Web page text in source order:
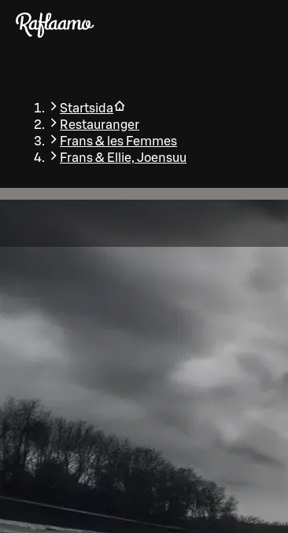
Gå till huvudinnehållet
Startsida
Restauranger
Frans & les Femmes
Frans & Ellie, Joensuu